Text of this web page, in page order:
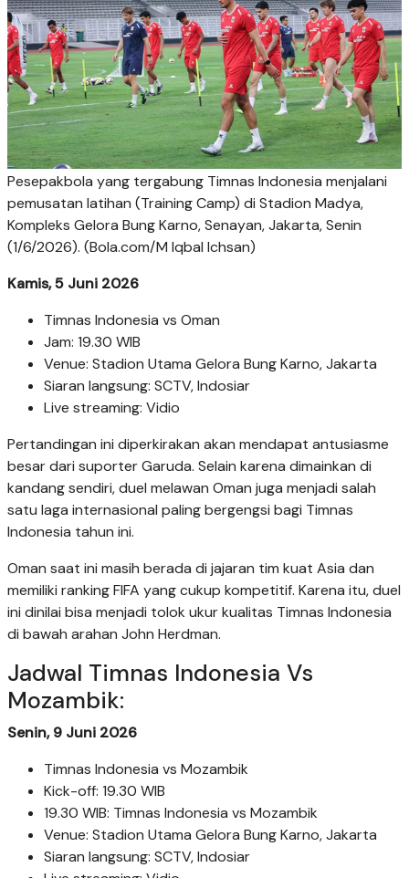
Pesepakbola yang tergabung Timnas Indonesia menjalani
pemusatan latihan (Training Camp) di Stadion Madya,
Kompleks Gelora Bung Karno, Senayan, Jakarta, Senin
(1/6/2026). (Bola.com/M Iqbal Ichsan)
Kamis, 5 Juni 2026
Timnas Indonesia vs Oman
Jam: 19.30 WIB
Venue: Stadion Utama Gelora Bung Karno, Jakarta
Siaran langsung: SCTV, Indosiar
Live streaming: Vidio
Pertandingan ini diperkirakan akan mendapat antusiasme
besar dari suporter Garuda. Selain karena dimainkan di
kandang sendiri, duel melawan Oman juga menjadi salah
satu laga internasional paling bergengsi bagi Timnas
Indonesia tahun ini.
Oman saat ini masih berada di jajaran tim kuat Asia dan
memiliki ranking FIFA yang cukup kompetitif. Karena itu, duel
ini dinilai bisa menjadi tolok ukur kualitas Timnas Indonesia
di bawah arahan John Herdman.
Jadwal Timnas Indonesia Vs
Mozambik:
Senin, 9 Juni 2026
Timnas Indonesia vs Mozambik
Kick-off: 19.30 WIB
19.30 WIB: Timnas Indonesia vs Mozambik
Venue: Stadion Utama Gelora Bung Karno, Jakarta
Siaran langsung: SCTV, Indosiar